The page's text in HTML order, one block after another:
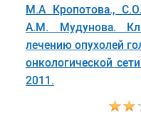
М.А Кропотова.,
А.М. Мудунова.
лечению опухолей
онкологической
2011.